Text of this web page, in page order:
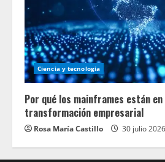
Ciencia y tecnologia
Por qué los mainframes están
transformación empresarial
Rosa María Castillo 30 julio 2026